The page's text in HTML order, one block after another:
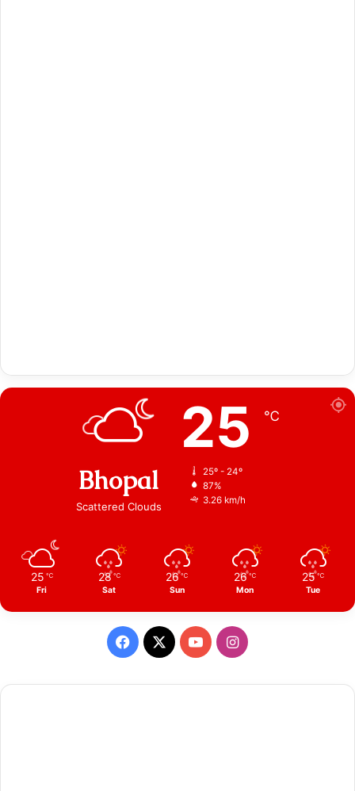
Bhopal
Scattered Clouds
25 ℃
25º - 24º
87%
3.26 km/h
25 ℃
Fri
28 ℃
Sat
26 ℃
Sun
26 ℃
Mon
25 ℃
Tue
Facebook
X YouTubeInstagram